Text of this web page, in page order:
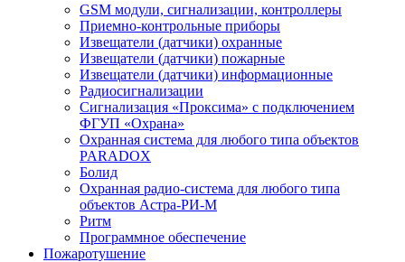
GSM модули, сигнализации, контроллеры
Приемно-контрольные приборы
Извещатели (датчики) охранные
Извещатели (датчики) пожарные
Извещатели (датчики) информационные
Радиосигнализации
Сигнализация «Проксима» с подключением
ФГУП «Охрана»
Охранная система для любого типа объектов
PARADOX
Болид
Охранная радио-система для любого типа
объектов Астра-РИ-М
Ритм
Программное обеспечение
Пожаротушение